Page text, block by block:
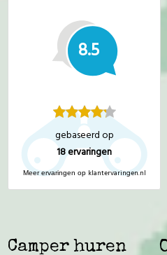
8.5
gebaseerd op
18ervaringen
Meer ervaringen op klantervaringen.nl
Camper huren